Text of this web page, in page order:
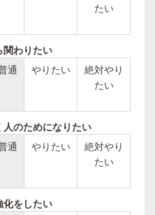
たい
関わりたい
通 やりたい
絶対やり
たい
のためになりたい
通 やりたい
絶対やり
たい
化をしたい